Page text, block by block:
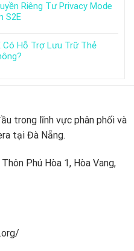
Riêng Tư Privacy Mode
S2E
Có Hỗ Trợ Lưu Trữ Thẻ
trong lĩnh vực phân phối và
tại Đà Nẵng.
Phú Hòa 1, Hòa Vang,